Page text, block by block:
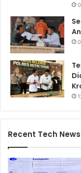
Recent Tech News